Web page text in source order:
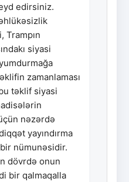
edirsiniz.
Trampın
siyasi
zamanlaması
təklif siyasi
nəzərdə
yayındırma
bir nümunəsidir.
dövrdə onun
bir qalmaqalla